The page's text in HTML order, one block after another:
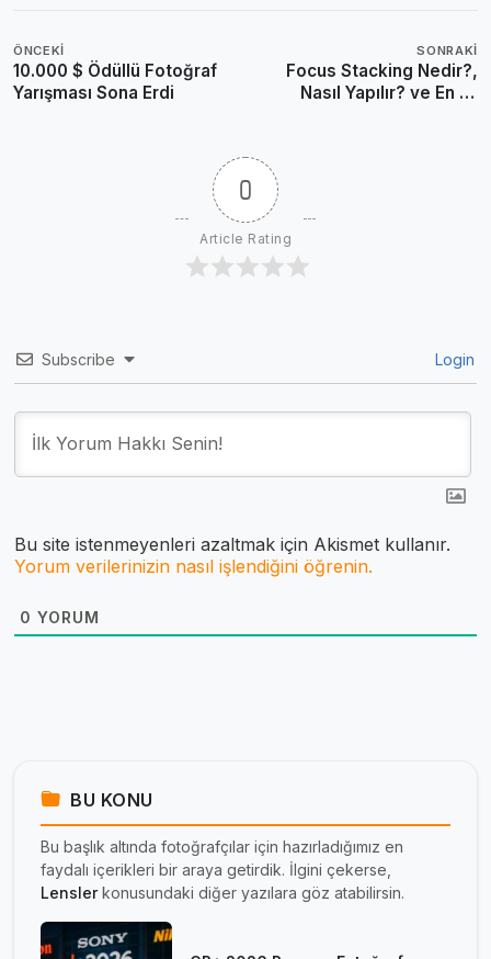
ÖNCEKI
10.000 $ Ödüllü Fotoğraf
Yarışması Sona Erdi
SONRAKI
Focus Stacking Nedir?,
Nasıl Yapılır? ve En İyi
0
Article Rating
Subscribe Login
Bu site istenmeyenleri azaltmak için Akismet kullanır.
Yorum verilerinizin nasıl işlendiğini öğrenin.
0 YORUM
BU KONU
Bu başlık altında fotoğrafçılar için hazırladığımız en
faydalı içerikleri bir araya getirdik. İlgini çekerse,
Lenslerkonusundaki diğer yazılara göz atabilirsin.